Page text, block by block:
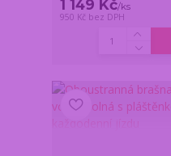
1 149 Kč/ks
950 Kč bez DPH